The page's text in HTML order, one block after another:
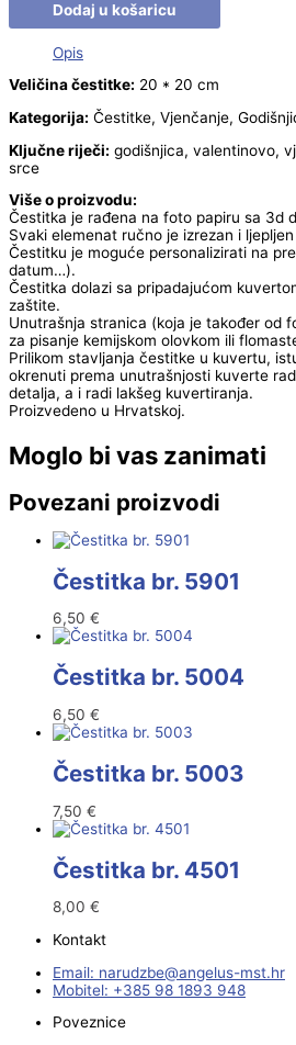
Dodaj u košaricu
Opis
Veličina čestitke: 20 * 20 cm
Kategorija: Čestitke, Vjenčanje,
Ključne riječi: godišnjica, valentinovo,
srce
Više o proizvodu:
Čestitka je rađena na foto papiru sa 3d
Svaki elemenat ručno je izrezan i
Čestitku je moguće personalizirati na
datum…).
Čestitka dolazi sa pripadajućom
zaštite.
Unutrašnja stranica (koja je također od
za pisanje kemijskom olovkom ili
Prilikom stavljanja čestitke u kuvertu,
okrenuti prema unutrašnjosti kuverte
detalja, a i radi lakšeg kuvertiranja.
Proizvedeno u Hrvatskoj.
Moglo bi vas zanimati
Povezani proizvodi
Čestitka br. 5901
6,50 €
Čestitka br. 5004
6,50 €
Čestitka br. 5003
7,50 €
Čestitka br. 4501
8,00 €
Kontakt
Email:
rh.tsm-sulegna
@ebzduran
Mobitel: +385 98 1893 948
Poveznice